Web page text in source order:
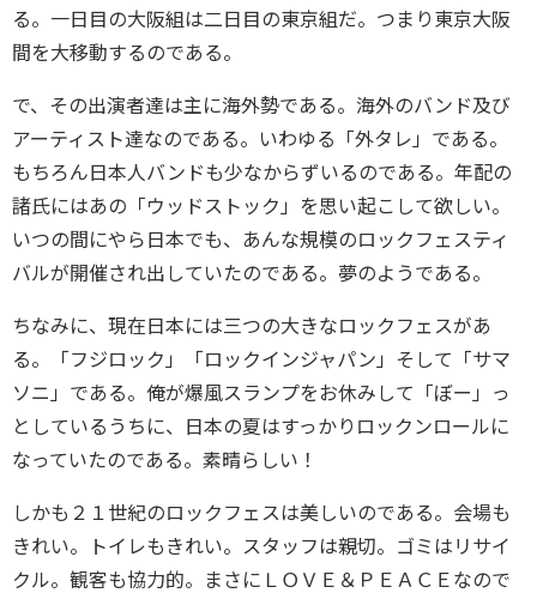
る。一日目の大阪組は二日目の東京組だ。つまり東京大阪
間を大移動するのである。
で、その出演者達は主に海外勢である。海外のバンド及び
アーティスト達なのである。いわゆる「外タレ」である。
もちろん日本人バンドも少なからずいるのである。年配の
諸氏にはあの「ウッドストック」を思い起こして欲しい。
いつの間にやら日本でも、あんな規模のロックフェスティ
バルが開催され出していたのである。夢のようである。
ちなみに、現在日本には三つの大きなロックフェスがあ
る。「フジロック」「ロックインジャパン」そして「サマ
ソニ」である。俺が爆風スランプをお休みして「ぼー」っ
としているうちに、日本の夏はすっかりロックンロールに
なっていたのである。素晴らしい！
しかも２１世紀のロックフェスは美しいのである。会場も
きれい。トイレもきれい。スタッフは親切。ゴミはリサイ
クル。観客も協力的。まさにＬＯＶＥ＆ＰＥＡＣＥなので